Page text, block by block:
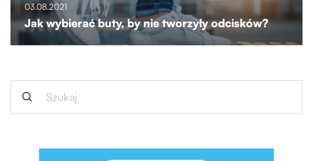
03.08.2021
Jak wybierać buty, by nie tworzyły odcisków?